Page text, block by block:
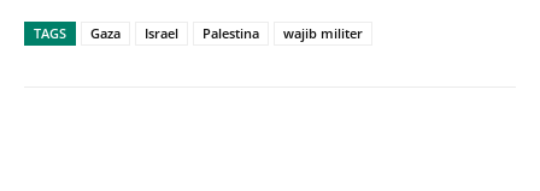
TAGS Gaza Israel Palestina wajib militer